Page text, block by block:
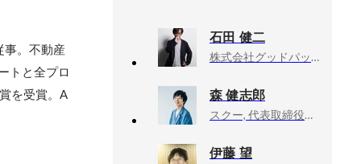
事。不動産
トと全プロ
を受賞。A
石田 健二
株式会社グッドパッチ, プロダクトデザイナー / UXUIデザイナー
森 健志郎
スクー, 代表取締役社長CEO
伊藤 望